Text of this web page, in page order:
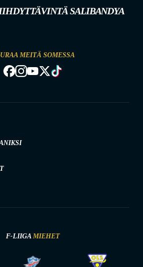
SALIBANDYA
MEITÄ SOMESSA
F-LIIGA MIEHET